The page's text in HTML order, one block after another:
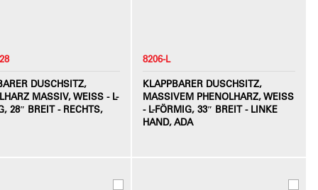
DUSCHSITZ,
MASSIV, WEISS - L-F
28″ BREIT - RECHTS, A
8206-L
KLAPPBARER DUSCHSITZ,
MASSIVEM PHENOLHARZ, WEISS -
L-FÖRMIG, 33″ BREIT - LINKE H
AND, ADA